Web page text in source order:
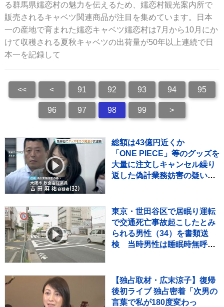
る群馬県嬬恋村の魅力を伝えるため、嬬恋村観光案内所で
販売されるキャベツ関連商品が注目を集めています。日本
一の産地で育まれた嬬恋キャベツ嬬恋村は7月から10月にか
けて収穫される夏秋キャベツの出荷量が50年以上連続で日
本一を記録して
<< < 91 92 93 94 95
96 97 98 99 >
総額は43億円近くか
「ONE PIECE」等のグッズを
大量に注文しキャンセル繰り
返した偽計業務妨害の疑いで
東京・世田谷区で居眠り運転
で交通死亡事故起こしたとみ
られる男性（34）を書類送
検 当時男性は睡眠時無呼吸
【独占取材・広末涼子】復帰
後初ライブ 独占密着「次男の
言葉で私が180度変わっ